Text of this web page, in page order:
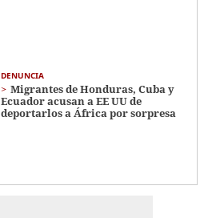
DENUNCIA
Migrantes de Honduras, Cuba y
Ecuador acusan a EE UU de
deportarlos a África por sorpresa